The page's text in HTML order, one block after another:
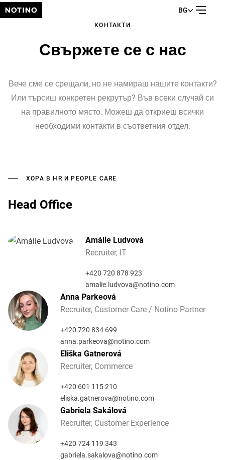
BG
КОНТАКТИ
Свържете се с нас
Вече сме се срещали, но не намираш нашите контакти?
Или търсиш конкретен рекрутър? Във всеки случай си
на правилното място. Можеш да откриеш всички
необходими контакти в съответния отдел.
ХОРА В HR И PEOPLE CARE
Head Office
Amálie Ludvová
Recruiter, IT
+420 720 878 923
amalie.ludvova@notino.com
Anna Parkeová
Recruiter, Customer Care / Notino Partner
+420 720 834 699
anna.parkeova@notino.com
Eliška Gatnerová
Recruiter, Commerce
+420 601 115 210
eliska.gatnerova@notino.com
Gabriela Sakálová
Recruiter, Customer Experience
+420 724 119 343
gabriela.sakalova@notino.com